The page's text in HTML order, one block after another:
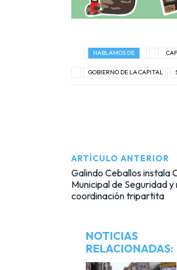
HABLAMOS DE
GOBIERNO DE LA CAPITAL
ARTÍCULO ANTERIOR
Galindo Ceballos instala
Municipal de Seguridad
coordinación tripartita
NOTICIAS
RELACIONADAS: